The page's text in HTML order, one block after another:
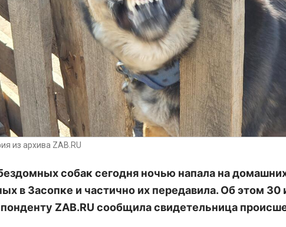
из архива ZAB.RU
собак сегодня ночью напала на
в Засопке и частично их передавила. Об этом 30
ZAB.RU сообщила свидетельница